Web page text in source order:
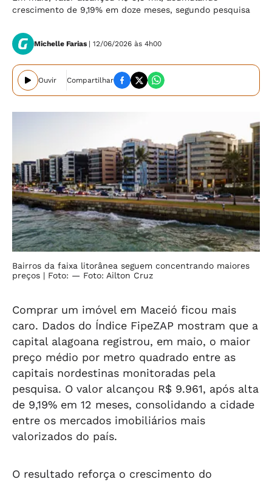
crescimento de 9,19% em doze meses, segundo pesquisa
Michelle Farias | 12/06/2026 às 4h00
Ouvir Compartilhar
Bairros da faixa litorânea seguem concentrando maiores
preços | Foto: — Foto: Ailton Cruz
Comprar um imóvel em Maceió ficou mais
caro. Dados do Índice FipeZAP mostram que a
capital alagoana registrou, em maio, o maior
preço médio por metro quadrado entre as
capitais nordestinas monitoradas pela
pesquisa. O valor alcançou R$ 9.961, após alta
de 9,19% em 12 meses, consolidando a cidade
entre os mercados imobiliários mais
valorizados do país.
O resultado reforça o crescimento do